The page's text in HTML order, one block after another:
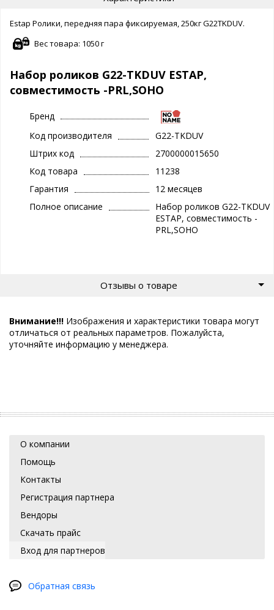
Estap Ролики, передняя пара фиксируемая, 250кг G22TKDUV.
Вес товара: 1050 г
Набор роликов G22-TKDUV ESTAP,
совместимость -PRL,SOHO
Бренд
Код производителя
G22-TKDUV
Штрих код
2700000015650
Код товара
11238
Гарантия
12 месяцев
Полное описание
Набор роликов G22-TKDUV
ESTAP, совместимость -
PRL,SOHO
Отзывы о товаре
Внимание!!! Изображения и характеристики товара могут
отличаться от реальных параметров. Пожалуйста,
уточняйте информацию у менеджера.
О компании
Помощь
Контакты
Регистрация партнера
Вендоры
Скачать прайс
Вход для партнеров
Обратная связь